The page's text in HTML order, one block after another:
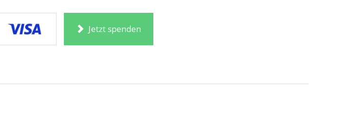
Jetzt spenden